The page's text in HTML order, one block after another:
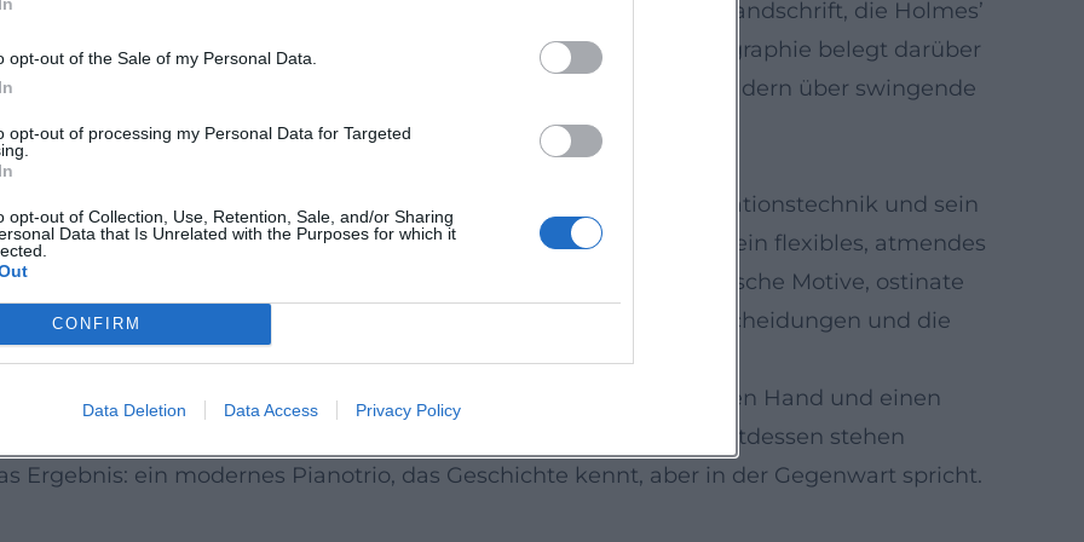
opt-out of the Sale of my Personal Data.
opt-out of processing my Personal Data for Targeted
opt-out of Collection, Use, Retention, Sale, and/or Sharing
Data that Is Unrelated with the Purposes for which it
CONFIRM
Data Deletion Data Access Privacy Policy
der Konzepte und die Intensität der Interaktion – eine Handschrift, die Holmes’
Arrangement, Form und Produktion deutlich macht. Seine Diskographie belegt darüber
organisch zu verknüpfen: von Balladenkultur und modalen Feldern über swingende
elektrischen Texturen.
I
You, Me and I, das seine poetische Seite, seine narrative Improvisationstechnik und sein
zeigt. Die Besetzung mit Bass und Schlagzeug schafft Raum für ein flexibles, atmendes
sondern eröffnet musikalische Räume, in denen sich melodische Motive, ostinate
Kritische Stimmen lobten die inspirierten Repertoire‑Entscheidungen und die
des musikalischen Flusses zu stellen.
melodische Konturen, kontrapunktische Andeutungen in der linken Hand und einen
auf. In der Produktion vermeidet er klangliche Überladung; stattdessen stehen
Ergebnis: ein modernes Pianotrio, das Geschichte kennt, aber in der Gegenwart spricht.